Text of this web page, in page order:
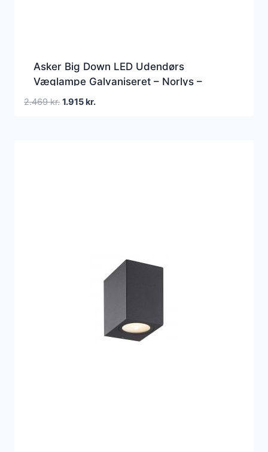
Asker Big Down LED Udendørs
Væglampe Galvaniseret – Norlys –
Terrasse – Aluminium
2.469kr. Den
1.915kr.Den